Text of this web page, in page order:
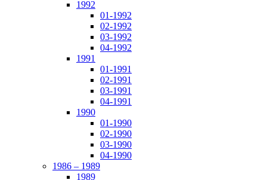
1992
01-1992
02-1992
03-1992
04-1992
1991
01-1991
02-1991
03-1991
04-1991
1990
01-1990
02-1990
03-1990
04-1990
1986 – 1989
1989